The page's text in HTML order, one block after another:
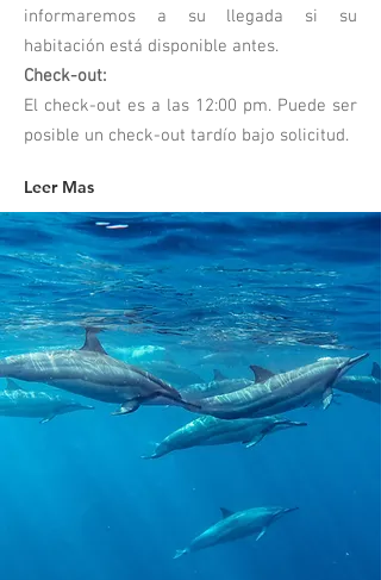
informaremos a su llegada si su
habitación está disponible antes.
Check-out:
El check-out es a las 12:00 pm. Puede ser
posible un check-out tardío bajo solicitud.
Leer Mas